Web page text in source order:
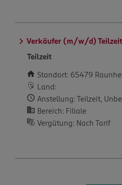
Verkäufer (m/w/d) Teilzeit
Teilzeit
Standort: 65479
Land:
Anstellung: Teilzeit,
Bereich: Filiale
Vergütung: Nach Tarif